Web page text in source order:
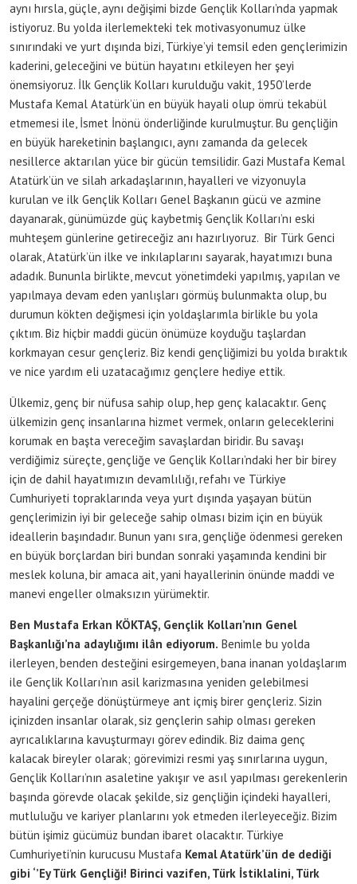
aynı hırsla, güçle, aynı değişimi bizde Gençlik Kolları’nda yapmak
istiyoruz. Bu yolda ilerlemekteki tek motivasyonumuz ülke
sınırındaki ve yurt dışında bizi, Türkiye’yi temsil eden gençlerimizin
kaderini, geleceğini ve bütün hayatını etkileyen her şeyi
önemsiyoruz. İlk Gençlik Kolları kurulduğu vakit, 1950’lerde
Mustafa Kemal Atatürk’ün en büyük hayali olup ömrü tekabül
etmemesi ile, İsmet İnönü önderliğinde kurulmuştur. Bu gençliğin
en büyük hareketinin başlangıcı, aynı zamanda da gelecek
nesillerce aktarılan yüce bir gücün temsilidir. Gazi Mustafa Kemal
Atatürk’ün ve silah arkadaşlarının, hayalleri ve vizyonuyla
kurulan ve ilk Gençlik Kolları Genel Başkanın gücü ve azmine
dayanarak, günümüzde güç kaybetmiş Gençlik Kolları’nı eski
muhteşem günlerine getireceğiz anı hazırlıyoruz. Bir Türk Genci
olarak, Atatürk’ün ilke ve inkılaplarını sayarak, hayatımızı buna
adadık. Bununla birlikte, mevcut yönetimdeki yapılmış, yapılan ve
yapılmaya devam eden yanlışları görmüş bulunmakta olup, bu
durumun kökten değişmesi için yoldaşlarımla birlikle bu yola
çıktım. Biz hiçbir maddi gücün önümüze koyduğu taşlardan
korkmayan cesur gençleriz. Biz kendi gençliğimizi bu yolda bıraktık
ve nice yardım eli uzatacağımız gençlere hediye ettik.
Ülkemiz, genç bir nüfusa sahip olup, hep genç kalacaktır. Genç
ülkemizin genç insanlarına hizmet vermek, onların geleceklerini
korumak en başta vereceğim savaşlardan biridir. Bu savaşı
verdiğimiz süreçte, gençliğe ve Gençlik Kolları’ndaki her bir birey
için de dahil hayatımızın devamlılığı, refahı ve Türkiye
Cumhuriyeti topraklarında veya yurt dışında yaşayan bütün
gençlerimizin iyi bir geleceğe sahip olması bizim için en büyük
ideallerin başındadır. Bunun yanı sıra, gençliğe ödenmesi gereken
en büyük borçlardan biri bundan sonraki yaşamında kendini bir
meslek koluna, bir amaca ait, yani hayallerinin önünde maddi ve
manevi engeller olmaksızın yürümektir.
Ben Mustafa Erkan KÖKTAŞ, Gençlik Kolları’nın Genel
Başkanlığı’na adaylığımı ilân ediyorum. Benimle bu yolda
ilerleyen, benden desteğini esirgemeyen, bana inanan yoldaşlarım
ile Gençlik Kolları’nın asil karizmasına yeniden gelebilmesi
hayalini gerçeğe dönüştürmeye ant içmiş birer gençleriz. Sizin
içinizden insanlar olarak, siz gençlerin sahip olması gereken
ayrıcalıklarına kavuşturmayı görev edindik. Biz daima genç
kalacak bireyler olarak; görevimizi resmi yaş sınırlarına uygun,
Gençlik Kolları’nın asaletine yakışır ve asıl yapılması gerekenlerin
başında görevde olacak şekilde, siz gençliğin içindeki hayalleri,
mutluluğu ve kariyer planlarını yok etmeden ilerleyeceğiz. Bizim
bütün işimiz gücümüz bundan ibaret olacaktır. Türkiye
Cumhuriyeti’nin kurucusu Mustafa Kemal Atatürk’ün de dediği
gibi ‘’Ey Türk Gençliği! Birinci vazifen, Türk İstiklalini, Türk